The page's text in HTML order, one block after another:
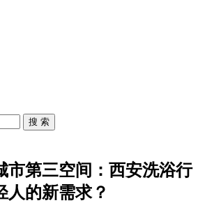
搜 索
市第三空间：西安洗浴行
人的新需求？